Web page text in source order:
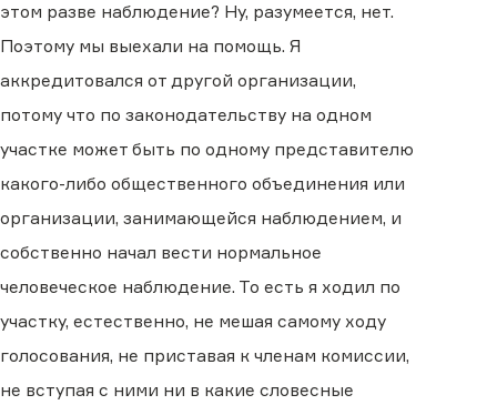
этом разве наблюдение? Ну, разумеется, нет.
Поэтому мы выехали на помощь. Я
аккредитовался от другой организации,
потому что по законодательству на одном
участке может быть по одному представителю
какого-либо общественного объединения или
организации, занимающейся наблюдением, и
собственно начал вести нормальное
человеческое наблюдение. То есть я ходил по
участку, естественно, не мешая самому ходу
голосования, не приставая к членам комиссии,
не вступая с ними ни в какие словесные